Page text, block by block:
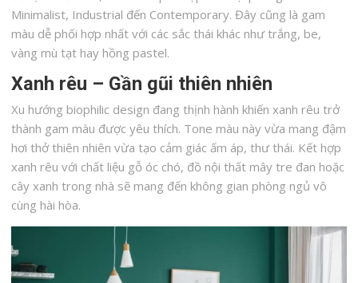
Minimalist, Industrial đến Contemporary. Đây cũng là gam
màu dễ phối hợp nhất với các sắc thái khác như trắng, be,
vàng mù tạt hay hồng pastel.
Xanh rêu – Gần gũi thiên nhiên
Xu hướng biophilic design đang thịnh hành khiến xanh rêu trở
thành gam màu được yêu thích. Tone màu này vừa mang đậm
hơi thở thiên nhiên vừa tạo cảm giác ấm áp, thư thái. Kết hợp
xanh rêu với chất liệu gỗ óc chó, đồ nội thất mây tre đan hoặc
cây xanh trong nhà sẽ mang đến không gian phòng ngủ vô
cùng hài hòa.